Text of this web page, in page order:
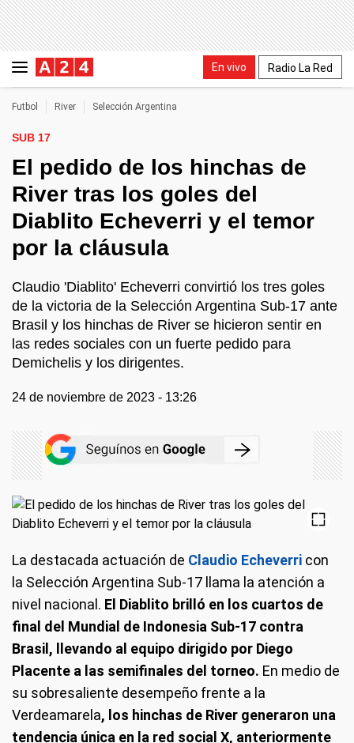
En vivo Radio La Red
Futbol River Selección Argentina
SUB 17
El pedido de los hinchas de
River tras los goles del
Diablito Echeverri y el temor
por la cláusula
Claudio 'Diablito' Echeverri convirtió los tres goles
de la victoria de la Selección Argentina Sub-17 ante
Brasil y los hinchas de River se hicieron sentir en
las redes sociales con un fuerte pedido para
Demichelis y los dirigentes.
24 de noviembre de 2023 - 13:26
La destacada actuación de Claudio Echeverri con
la Selección Argentina Sub-17 llama la atención a
nivel nacional. El Diablito brilló en los cuartos de
final del Mundial de Indonesia Sub-17 contra
Brasil, llevando al equipo dirigido por Diego
Placente a las semifinales del torneo. En medio de
su sobresaliente desempeño frente a la
Verdeamarela, los hinchas de River generaron una
tendencia única en la red social X, anteriormente